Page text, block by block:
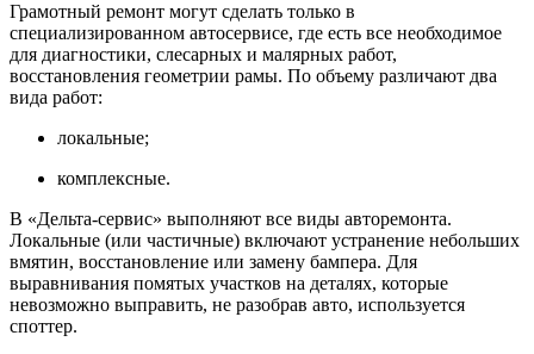
Грамотный ремонт могут сделать только в
специализированном автосервисе, где есть все необходимое
для диагностики, слесарных и малярных работ,
восстановления геометрии рамы. По объему различают два
вида работ:
локальные;
комплексные.
В «Дельта-сервис» выполняют все виды авторемонта.
Локальные (или частичные) включают устранение небольших
вмятин, восстановление или замену бампера. Для
выравнивания помятых участков на деталях, которые
невозможно выправить, не разобрав авто, используется
споттер.